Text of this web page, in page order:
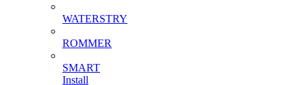
WATERSTRY
ROMMER
SMART
Install